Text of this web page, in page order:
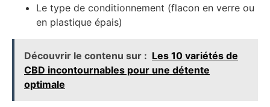
Le type de conditionnement (flacon en verre ou
en plastique épais)
Découvrir le contenu sur : Les 10 variétés de
CBD incontournables pour une détente
optimale